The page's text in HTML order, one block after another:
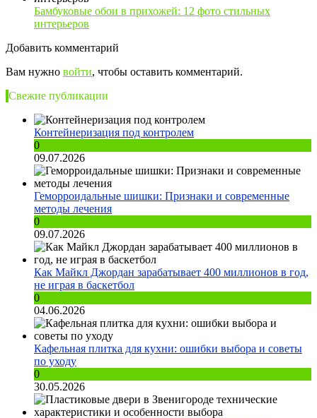
Бамбуковые обои в прихожей: 12 фото стильных
интерьеров
Добавить комментарий
Вам нужно войти, чтобы оставить комментарий.
Свежие публикации
Контейнеризация под контролем
0
09.07.2026
Геморроидальные шишки: Признаки и современные
методы лечения
0
09.07.2026
Как Майкл Джордан зарабатывает 400 миллионов в год,
не играя в баскетбол
0
04.06.2026
Кафельная плитка для кухни: ошибки выбора и советы
по уходу
0
30.05.2026